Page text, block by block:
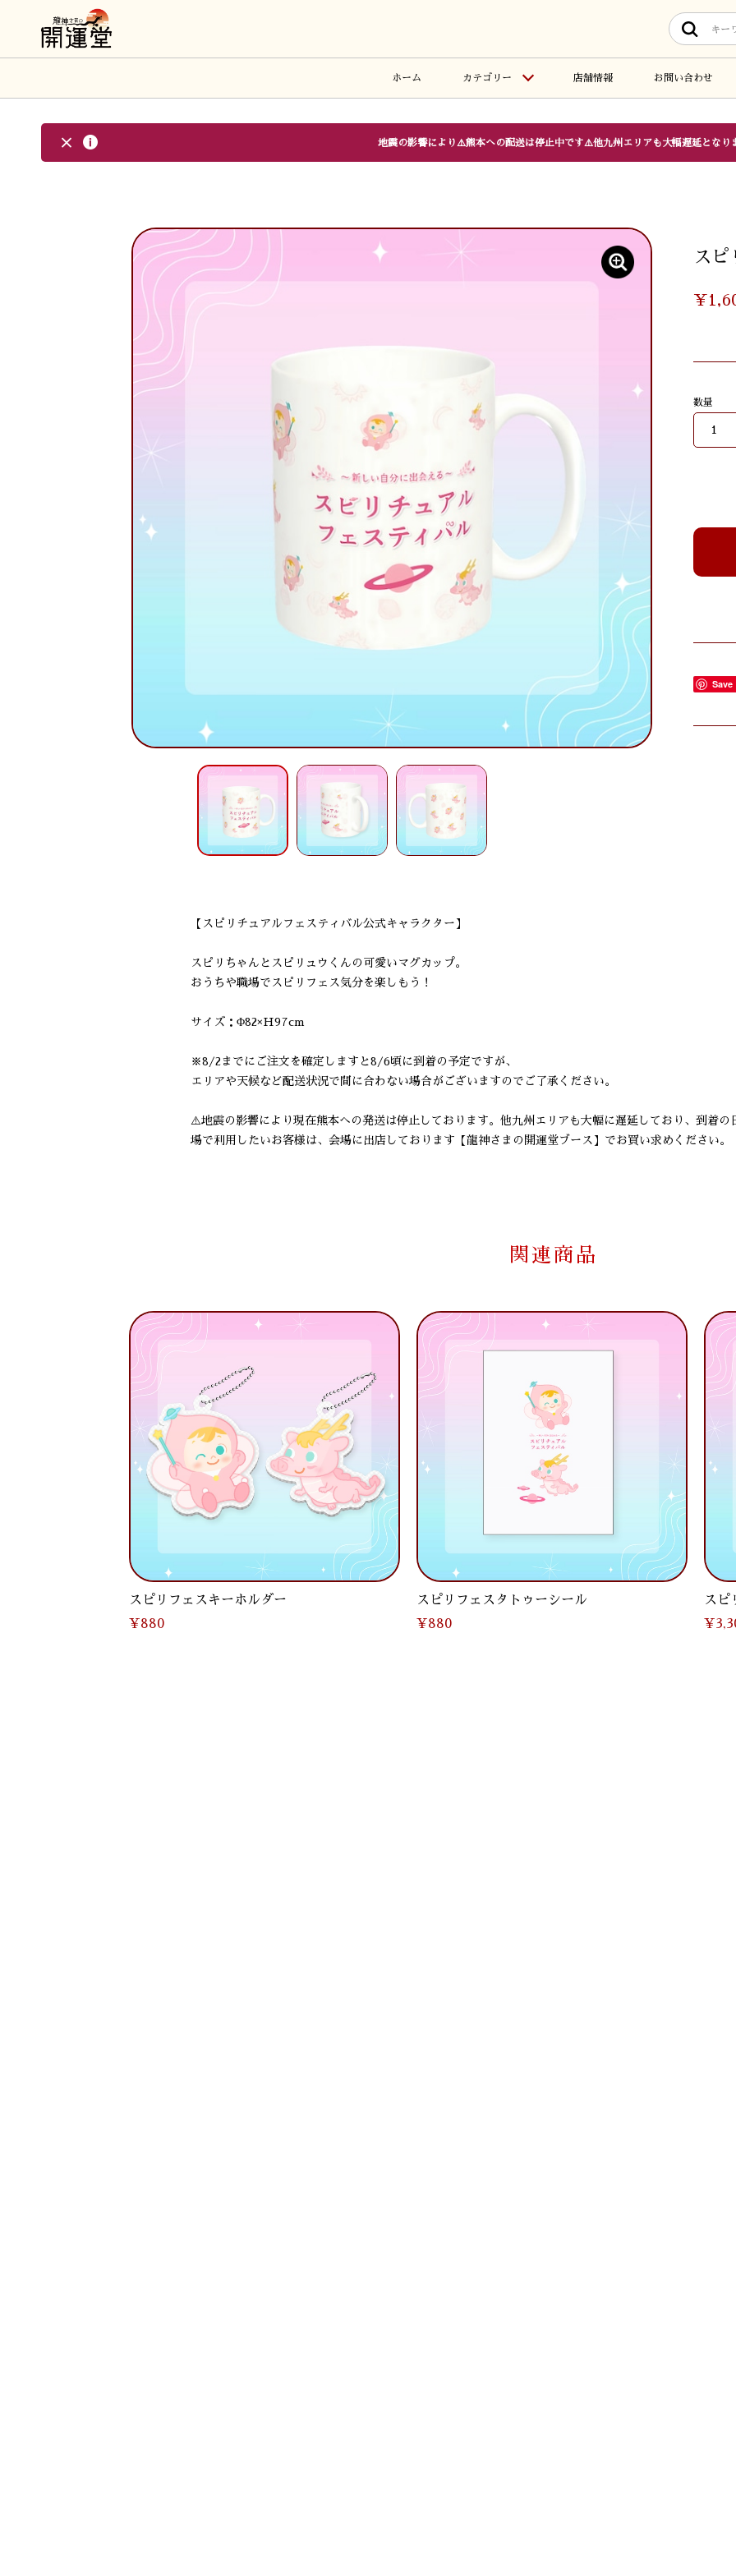
ホーム カテゴリー 店舗情報 お問い合わせ
地震の影響により⚠️熊本への配送は停止中です⚠️他九州エリアも大幅遅延となり
ス
数量
Save
【スピリチュアルフェスティバル公式キャラクター】
スピリちゃんとスピリュウくんの可愛いマグカップ。
おうちや職場でスピリフェス気分を楽しもう！
サイズ：Φ82×H97cm
※8/2までにご注文を確定しますと8/6頃に到着の予定ですが、
エリアや天候など配送状況で間に合わない場合がございますのでご了承ください。
⚠️地震の影響により現在熊本への発送は停止しております。他九州エリアも大幅に遅延しており、到着の
場で利用したいお客様は、会場に出店しております【龍神さまの開運堂ブース】でお買い求めください。
関連商品
スピリフェスキーホルダー
¥880
スピリフェスタトゥーシール
¥880
スピ